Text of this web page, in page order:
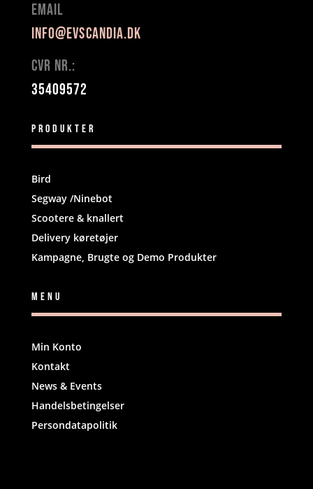
Email
info@evscandia.dk
CVR NR.:
35409572
Produkter
Bird
Segway /Ninebot
Scootere & knallert
Delivery køretøjer
Kampagne, Brugte og Demo Produkter
Menu
Min Konto
Kontakt
News & Events
Handelsbetingelser
Persondatapolitik